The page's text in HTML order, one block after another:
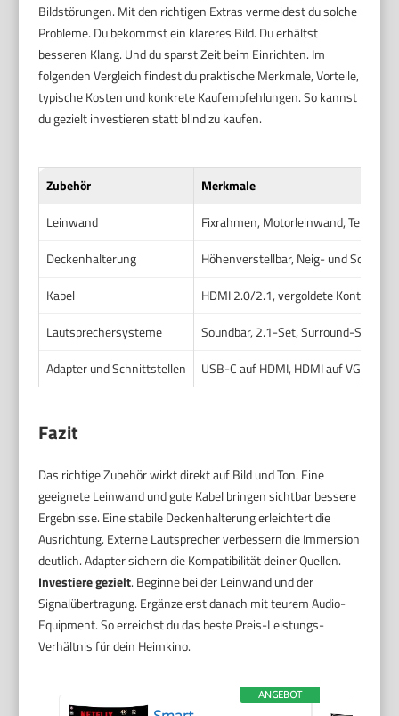
Bildstörungen. Mit den richtigen Extras vermeidest du solche
Probleme. Du bekommst ein klareres Bild. Du erhältst
besseren Klang. Und du sparst Zeit beim Einrichten. Im
folgenden Vergleich findest du praktische Merkmale, Vorteile,
typische Kosten und konkrete Kaufempfehlungen. So kannst
du gezielt investieren statt blind zu kaufen.
Zubehör
Merkmale
Leinwand
Fixrahmen, Motorleinwand,
Deckenhalterung
Höhenverstellbar, Neig- und
Kabel
HDMI 2.0/2.1, vergoldete Kontakte,
Lautsprechersysteme
Soundbar, 2.1-Set, Surround-
Adapter und Schnittstellen
USB-C auf HDMI, HDMI auf VGA,
Fazit
Das richtige Zubehör wirkt direkt auf Bild und Ton. Eine
geeignete Leinwand und gute Kabel bringen sichtbar bessere
Ergebnisse. Eine stabile Deckenhalterung erleichtert die
Ausrichtung. Externe Lautsprecher verbessern die Immersion
deutlich. Adapter sichern die Kompatibilität deiner Quellen.
Investiere gezielt. Beginne bei der Leinwand und der
Signalübertragung. Ergänze erst danach mit teurem Audio-
Equipment. So erreichst du das beste Preis-Leistungs-
Verhältnis für dein Heimkino.
ANGEBOT